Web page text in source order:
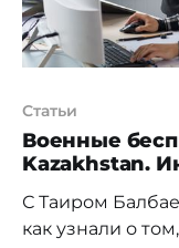
Статьи
Военные
Kazakhstan.
С Таиром
как узнали о